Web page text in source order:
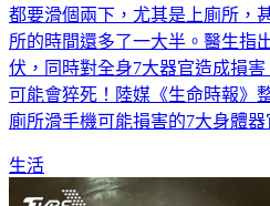
都要滑個兩下，尤其是上廁所，
所的時間還多了一大半。醫生指
伏，同時對全身7大器官造成損
可能會猝死！陸媒《生命時報》
廁所滑手機可能損害的7大身體器
生活